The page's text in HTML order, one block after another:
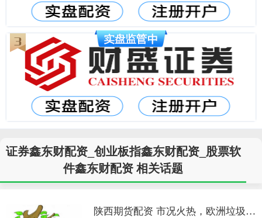
证券鑫东财配资_创业板指鑫东财配资_股票软
件鑫东财配资 相关话题
陕西期货配资 市况火热，欧洲垃圾级企业竞相削减贷款成本